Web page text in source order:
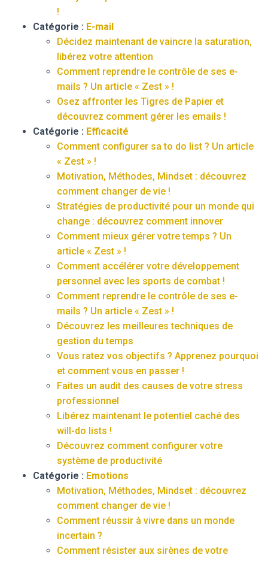
!
Catégorie : E-mail
Décidez maintenant de vaincre la saturation,
libérez votre attention
Comment reprendre le contrôle de ses e-
mails ? Un article « Zest » !
Osez affronter les Tigres de Papier et
découvrez comment gérer les emails !
Catégorie : Efficacité
Comment configurer sa to do list ? Un article
« Zest » !
Motivation, Méthodes, Mindset : découvrez
comment changer de vie !
Stratégies de productivité pour un monde qui
change : découvrez comment innover
Comment mieux gérer votre temps ? Un
article « Zest » !
Comment accélérer votre développement
personnel avec les sports de combat !
Comment reprendre le contrôle de ses e-
mails ? Un article « Zest » !
Découvrez les meilleures techniques de
gestion du temps
Vous ratez vos objectifs ? Apprenez pourquoi
et comment vous en passer !
Faites un audit des causes de votre stress
professionnel
Libérez maintenant le potentiel caché des
will-do lists !
Découvrez comment configurer votre
système de productivité
Catégorie : Emotions
Motivation, Méthodes, Mindset : découvrez
comment changer de vie !
Comment réussir à vivre dans un monde
incertain ?
Comment résister aux sirènes de votre